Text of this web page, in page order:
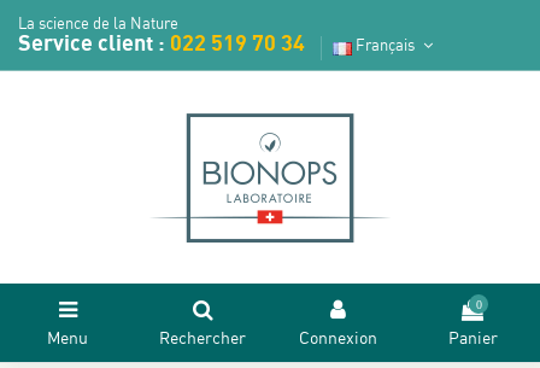
La science de la Nature
Service client : 022 519 70 34 Français
Menu Rechercher Connexion
0
Panier